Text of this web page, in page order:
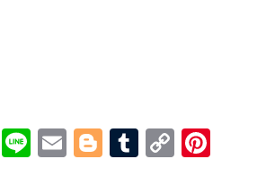
Reddit
LineEmailBlogger
Tumblr
Copy